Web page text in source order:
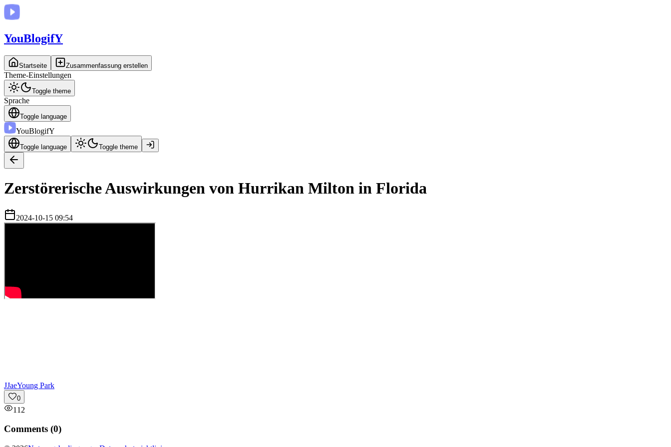
YouBlogifY
Startseite Zusammenfassung erstellen
Theme-Einstellungen
Toggle theme
Sprache
Toggle language
YouBlogifY
Toggle language Toggle theme
Zerstörerische Auswirkungen von Hurrikan Milton in Florida
2024-10-15 09:54
JJaeYoung Park
0
112
Comments (0)